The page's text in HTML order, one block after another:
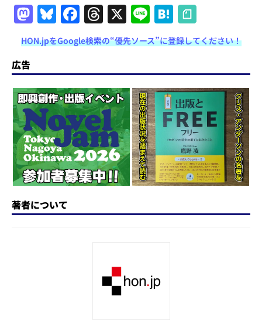
M
a
st
o
d
o
n
Bl
u
e
s
k
y
F
a
c
e
b
o
o
k
T
h
re
a
d
s
X Li
n
e
H
at
e
n
a
HON.jpをGoogle検索の“優先ソース”に登録してください！
広告
著者について